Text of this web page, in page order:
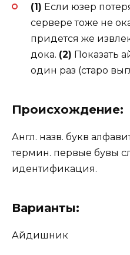
(1) Если юзер
сервере тоже не
придется же
дока. (2) Показать
один раз (старо
Происхождение:
Англ. назв. букв
термин. первые бувы
идентификация.
Варианты:
Айдишник